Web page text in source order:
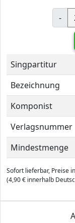
-
Singpartitur
Bezeichnung
Komponist
Verlagsnummer
Mindestmenge
Sofort lieferbar, Preise
(4,90 € innerhalb